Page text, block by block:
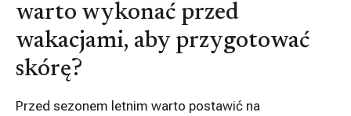
warto wykonać przed
wakacjami, aby przygotować
skórę?
Przed sezonem letnim warto postawić na